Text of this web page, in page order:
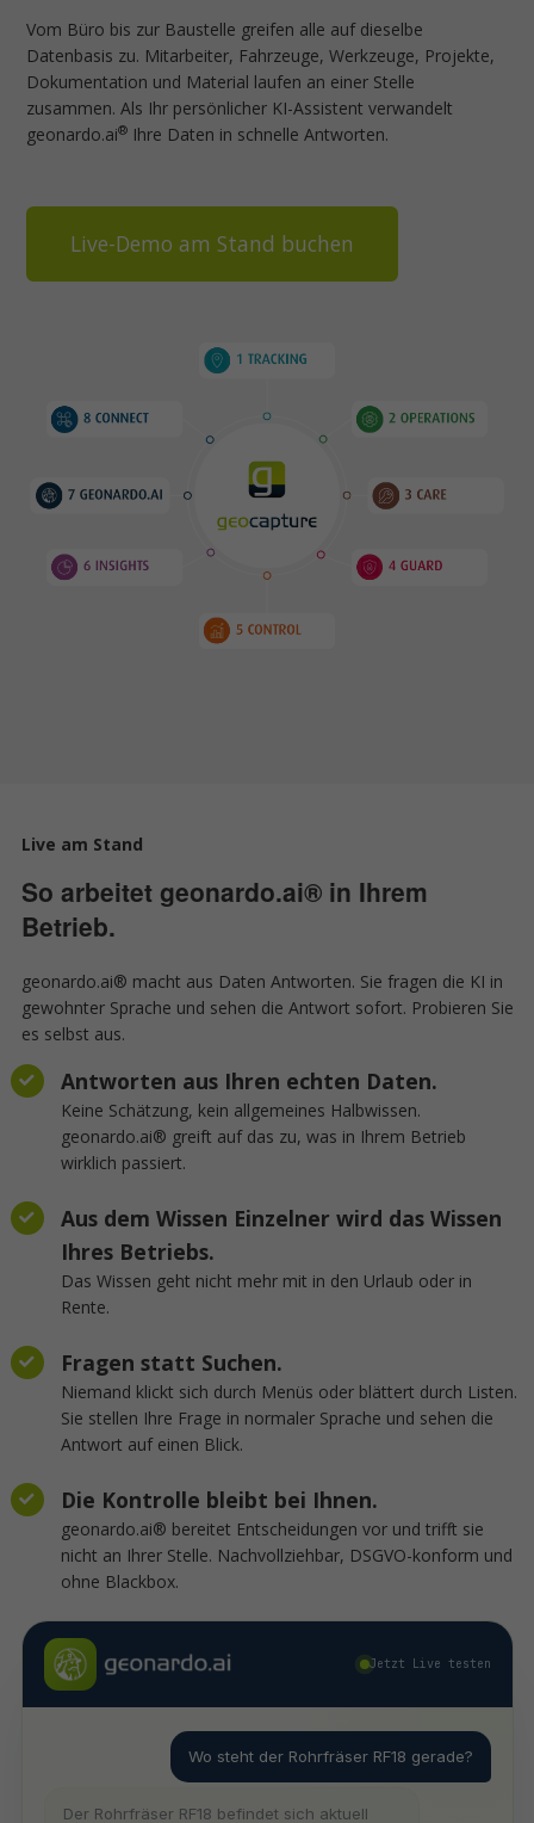
Vom Büro bis zur Baustelle greifen alle auf dieselbe
Datenbasis zu. Mitarbeiter, Fahrzeuge, Werkzeuge, Projekte,
Dokumentation und Material laufen an einer Stelle
zusammen. Als Ihr persönlicher KI-Assistent verwandelt
geonardo.ai®Ihre Daten in schnelle Antworten.
Live-Demo am Stand buchen
Live am Stand
So arbeitet geonardo.ai® in Ihrem
Betrieb.
geonardo.ai® macht aus Daten Antworten. Sie fragen die KI in
gewohnter Sprache und sehen die Antwort sofort. Probieren Sie
es selbst aus.
Antworten aus Ihren echten Daten.
Keine Schätzung, kein allgemeines Halbwissen.
geonardo.ai® greift auf das zu, was in Ihrem Betrieb
wirklich passiert.
Aus dem Wissen Einzelner wird das Wissen
Ihres Betriebs.
Das Wissen geht nicht mehr mit in den Urlaub oder in
Rente.
Fragen statt Suchen.
Niemand klickt sich durch Menüs oder blättert durch Listen.
Sie stellen Ihre Frage in normaler Sprache und sehen die
Antwort auf einen Blick.
Die Kontrolle bleibt bei Ihnen.
geonardo.ai® bereitet Entscheidungen vor und trifft sie
nicht an Ihrer Stelle. Nachvollziehbar, DSGVO-konform und
ohne Blackbox.
Jetzt Live testen
Wo steht der Rohrfräser RF18 gerade?
Der Rohrfräser RF18 befindet sich aktuell